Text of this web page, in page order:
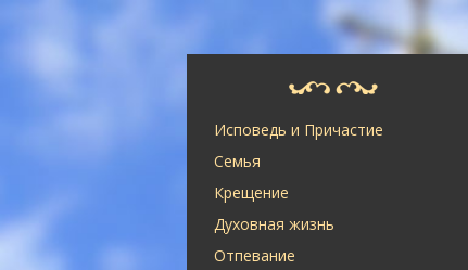
Исповедь и Причастие
Семья
Крещение
Духовная жизнь
Отпевание